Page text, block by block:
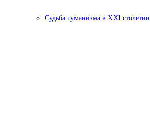
Судьба гуманизма в XXI столетии